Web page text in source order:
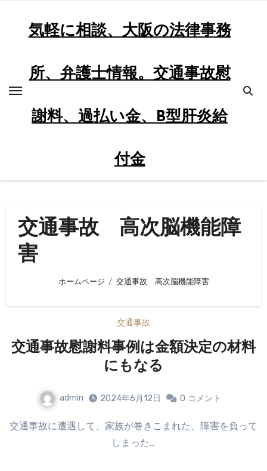
気軽に相談、大阪の法律事務
所、弁護士情報。交通事故慰
謝料、過払い金、B型肝炎給
付金
交通事故 高次脳機能障
害
ホームページ 交通事故 高次脳機能障害
交通事故
交通事故慰謝料事例は金額決定の材料
にもなる
admin 2024年6月12日 0 コメント
交通事故に遭遇して、家族が巻きこまれた、障害を負って
しまった…